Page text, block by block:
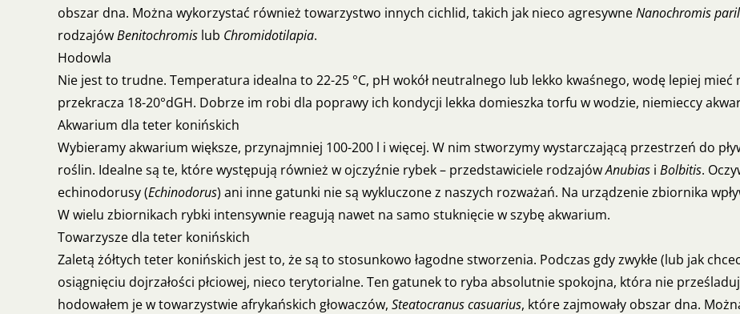
obszar dna. Można wykorzystać również towarzystwo innych cichlid, takich jak nieco agresywneNanochromis
rodzajówBenitochromis lub Chromidotilapia.
Hodowla
Nie jest to trudne. Temperatura idealna to 22-25 °C, pH wokół neutralnego lub lekko kwaśnego, wodę lepiej mieć
przekracza 18-20°dGH. Dobrze im robi dla poprawy ich kondycji lekka domieszka torfu w wodzie, niemieccy
Akwarium dla teter konińskich
Wybieramy akwarium większe, przynajmniej 100-200 l i więcej. W nim stworzymy wystarczającą przestrzeń do
roślin. Idealne są te, które występują również w ojczyźnie rybek – przedstawiciele rodzajówAnubias i Bolbitis.
echinodorusy (Echinodorus) ani inne gatunki nie są wykluczone z naszych rozważań. Na urządzenie zbiornika
W wielu zbiornikach rybki intensywnie reagują nawet na samo stuknięcie w szybę akwarium.
Towarzysze dla teter konińskich
Zaletą żółtych teter konińskich jest to, że są to stosunkowo łagodne stworzenia. Podczas gdy zwykłe (lub jak
osiągnięciu dojrzałości płciowej, nieco terytorialne. Ten gatunek to ryba absolutnie spokojna, która nie
hodowałem je w towarzystwie afrykańskich głowaczów, Steatocranus casuarius, które zajmowały obszar dna.